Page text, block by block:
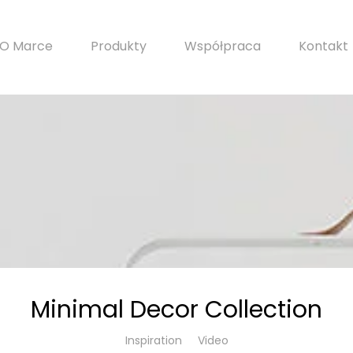
O Marce Produkty Współpraca Kontakt
Minimal Decor Collection
Inspiration Video